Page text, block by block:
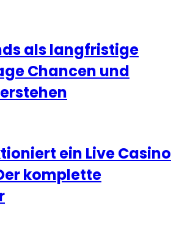
als langfristige
Chancen und
ein Live Casino
komplette